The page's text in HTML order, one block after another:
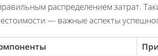
распределением затрат.
— важные аспекты